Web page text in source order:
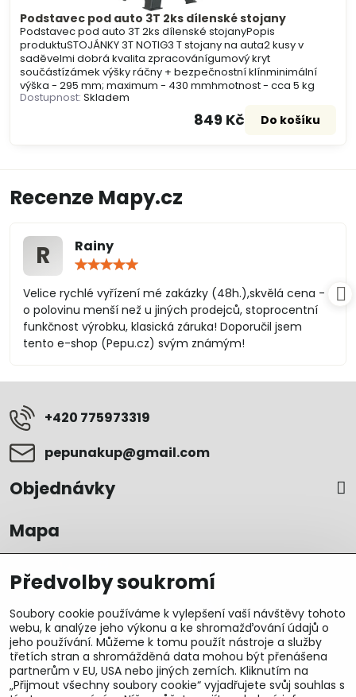
Podstavec pod auto 3T 2ks dílenské stojany
Podstavec pod auto 3T 2ks dílenské stojanyPopis
produktuSTOJÁNKY 3T NOTIG3 T stojany na auta2 kusy v
saděvelmi dobrá kvalita zpracovánígumový kryt
součástízámek výšky ráčny + bezpečnostní klínminimální
výška - 295 mm; maximum - 430 mmhmotnost - cca 5 kg
Dostupnost: Skladem
849 Kč Do košíku
Recenze Mapy.cz
R Rainy
/
5
Velice rychlé vyřízení mé zakázky (48h.),skvělá cena -
o polovinu menší než u jiných prodejců, stoprocentní
funkčnost výrobku, klasická záruka! Doporučil jsem
tento e-shop (Pepu.cz) svým známým!
+420 775973319
pepunakup​@gmail​.com
Objednávky
Mapa
Předvolby soukromí
Soubory cookie používáme k vylepšení vaší návštěvy tohoto
webu, k analýze jeho výkonu a ke shromažďování údajů o
jeho používání. Můžeme k tomu použít nástroje a služby
třetích stran a shromážděná data mohou být přenášena
partnerům v EU, USA nebo jiných zemích. Kliknutím na
„Přijmout všechny soubory cookie“ vyjadřujete svůj souhlas s